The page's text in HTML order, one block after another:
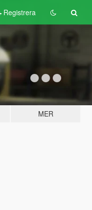
Registrera
MER